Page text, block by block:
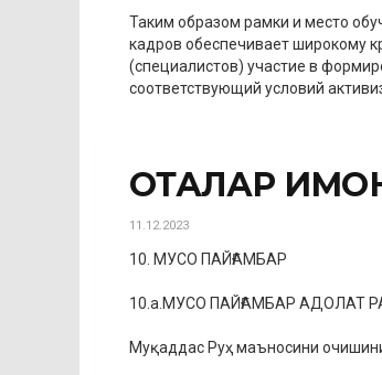
Таким образом рамки и место
кадров обеспечивает широкому
(специалистов) участие в
соответствующий условий
ОТАЛАР
11.12.2023
10. МУСО ПАЙҒАМБАР
10.а.МУСО ПАЙҒАМБАР АДОЛАТ
Муқаддас Руҳ маъносини